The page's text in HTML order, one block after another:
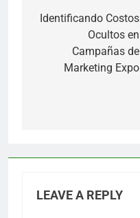
navigation
Identificando Costos
Ocultos en
Campañas de
Marketing Expo
LEAVE A REPLY